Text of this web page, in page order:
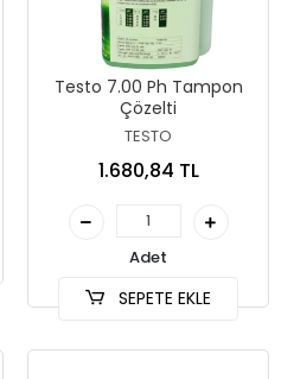
Testo 7.00 Ph Tampon
Çözelti
TESTO
1.680,84 TL
Adet
SEPETE EKLE